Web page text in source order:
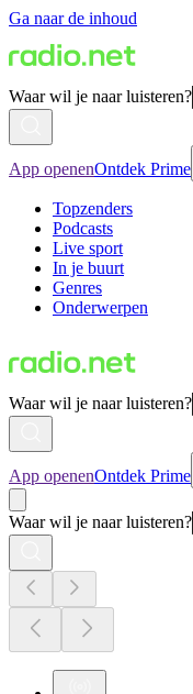
Ga naar de inhoud
Waar wil je naar luisteren?
App openenOntdek Prime
Topzenders
Podcasts
Live sport
In je buurt
Genres
Onderwerpen
Waar wil je naar luisteren?
App openenOntdek Prime
Waar wil je naar luisteren?